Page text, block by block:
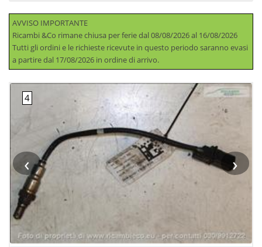
AVVISO IMPORTANTE
Ricambi &Co rimane chiusa per ferie dal 08/08/2026 al 16/08/2026
Tutti gli ordini e le richieste ricevute in questo periodo saranno evasi
a partire dal 17/08/2026 in ordine di arrivo.
‹ ›